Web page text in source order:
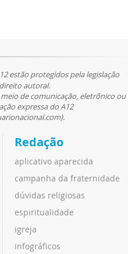
estão protegidos pela legislação
autoral.
de comunicação, eletrônico ou
expressa do A12
Redação
aplicativo aparecida
campanha da fraternidade
dúvidas religiosas
espiritualidade
igreja
infográficos